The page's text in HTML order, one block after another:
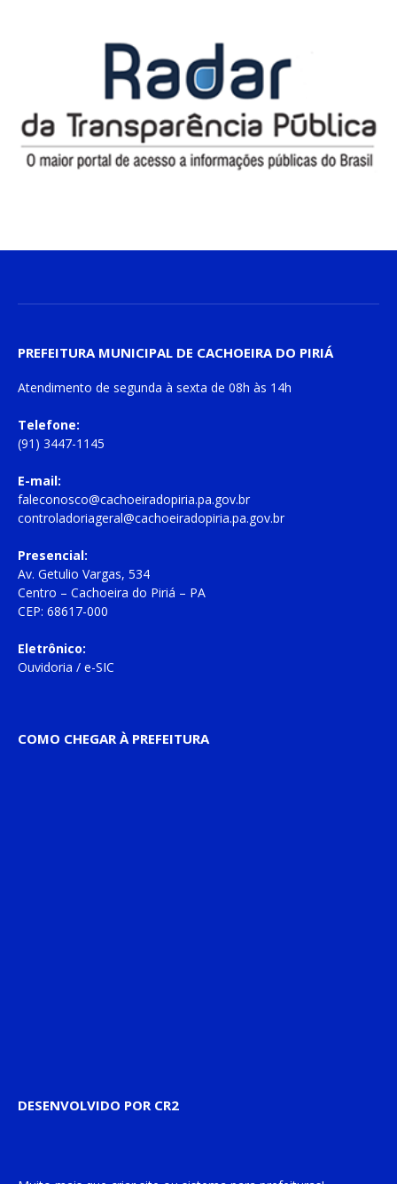
PREFEITURA MUNICIPAL DE CACHOEIRA DO PIRIÁ
Atendimento de segunda à sexta de 08h às 14h
Telefone:
(91) 3447-1145
E-mail:
faleconosco@cachoeiradopiria.pa.gov.br
controladoriageral@cachoeiradopiria.pa.gov.br
Presencial:
Av. Getulio Vargas, 534
Centro – Cachoeira do Piriá – PA
CEP: 68617-000
Eletrônico:
Ouvidoria / e-SIC
COMO CHEGAR À PREFEITURA
DESENVOLVIDO POR CR2